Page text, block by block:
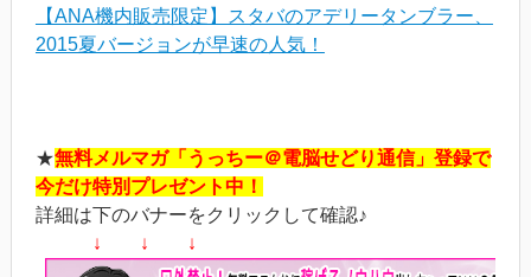
【ANA機内販売限定】スタバのアデリータンブラー、
2015夏バージョンが早速の人気！
★無料メルマガ「うっちー＠電脳せどり通信」登録で
今だけ特別プレゼント中！
詳細は下のバナーをクリックして確認♪
↓ ↓ ↓